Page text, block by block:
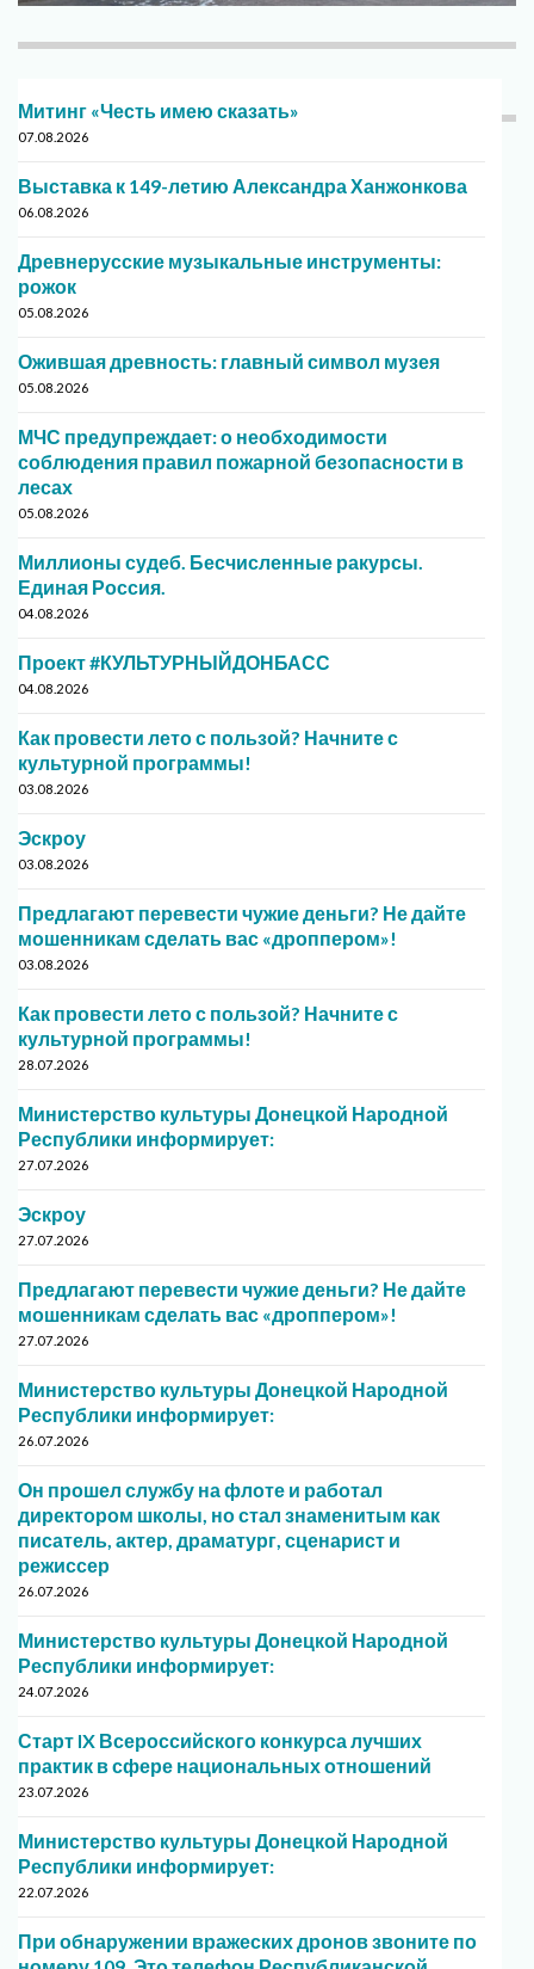
Митинг «Честь имею сказать»
07.08.2026
Выставка к 149-летию Александра Ханжонкова
06.08.2026
Древнерусские музыкальные инструменты:
рожок
05.08.2026
Ожившая древность: главный символ музея
05.08.2026
МЧС предупреждает: о необходимости
соблюдения правил пожарной безопасности в
лесах
05.08.2026
Миллионы судеб. Бесчисленные ракурсы.
Единая Россия.
04.08.2026
Проект #КУЛЬТУРНЫЙДОНБАСС
04.08.2026
Как провести лето с пользой? Начните с
культурной программы!
03.08.2026
Эскроу
03.08.2026
Предлагают перевести чужие деньги? Не дайте
мошенникам сделать вас «дроппером»!
03.08.2026
Как провести лето с пользой? Начните с
культурной программы!
28.07.2026
Министерство культуры Донецкой Народной
Республики информирует:
27.07.2026
Эскроу
27.07.2026
Предлагают перевести чужие деньги? Не дайте
мошенникам сделать вас «дроппером»!
27.07.2026
Министерство культуры Донецкой Народной
Республики информирует:
26.07.2026
Он прошел службу на флоте и работал
директором школы, но стал знаменитым как
писатель, актер, драматург, сценарист и
режиссер
26.07.2026
Министерство культуры Донецкой Народной
Республики информирует:
24.07.2026
Старт IX Всероссийского конкурса лучших
практик в сфере национальных отношений
23.07.2026
Министерство культуры Донецкой Народной
Республики информирует:
22.07.2026
При обнаружении вражеских дронов звоните по